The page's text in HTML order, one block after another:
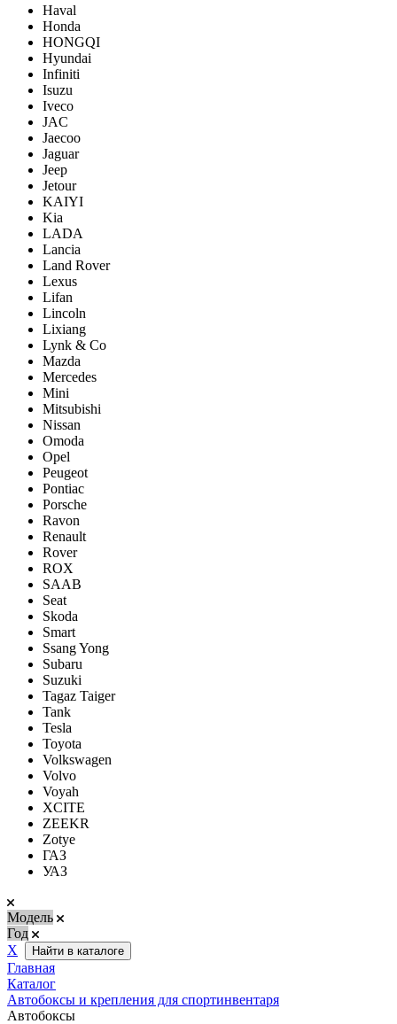
Haval
Honda
HONGQI
Hyundai
Infiniti
Isuzu
Iveco
JAC
Jaecoo
Jaguar
Jeep
Jetour
KAIYI
Kia
LADA
Lancia
Land Rover
Lexus
Lifan
Lincoln
Lixiang
Lynk & Co
Mazda
Mercedes
Mini
Mitsubishi
Nissan
Omoda
Opel
Peugeot
Pontiac
Porsсhe
Ravon
Renault
Rover
ROX
SAAB
Seat
Skoda
Smart
Ssang Yong
Subaru
Suzuki
Tagaz Taiger
Tank
Tesla
Toyota
Volkswagen
Volvo
Voyah
XCITE
ZEEKR
Zotye
ГАЗ
УАЗ
Модель
Год
Х
Найти в каталоге
Главная
Каталог
Автобоксы и крепления для спортинвентаря
Автобоксы